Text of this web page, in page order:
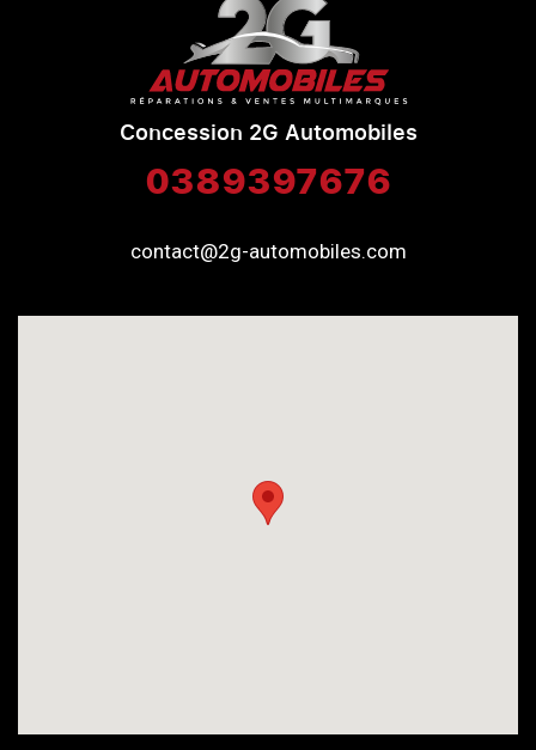
Concession 2G Automobiles
0389397676
contact@2g-automobiles.com